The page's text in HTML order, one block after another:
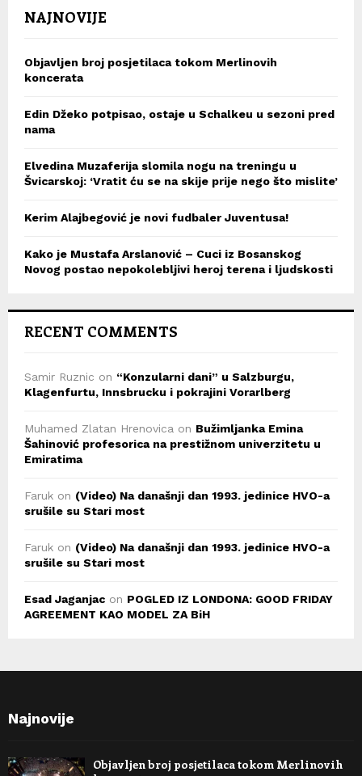
NAJNOVIJE
Objavljen broj posjetilaca tokom Merlinovih
koncerata
Edin Džeko potpisao, ostaje u Schalkeu u sezoni pred
nama
Elvedina Muzaferija slomila nogu na treningu u
Švicarskoj: ‘Vratit ću se na skije prije nego što mislite’
Kerim Alajbegović je novi fudbaler Juventusa!
Kako je Mustafa Arslanović – Cuci iz Bosanskog
Novog postao nepokolebljivi heroj terena i ljudskosti
RECENT COMMENTS
Samir Ruznic on “Konzularni dani” u Salzburgu,
Klagenfurtu, Innsbrucku i pokrajini Vorarlberg
Muhamed Zlatan Hrenovica on Bužimljanka Emina
Šahinović profesorica na prestižnom univerzitetu u
Emiratima
Faruk on (Video) Na današnji dan 1993. jedinice HVO-a
srušile su Stari most
Faruk on (Video) Na današnji dan 1993. jedinice HVO-a
srušile su Stari most
Esad Jaganjac on POGLED IZ LONDONA: GOOD FRIDAY
AGREEMENT KAO MODEL ZA BiH
Najnovije
Objavljen broj posjetilaca tokom Merlinovih